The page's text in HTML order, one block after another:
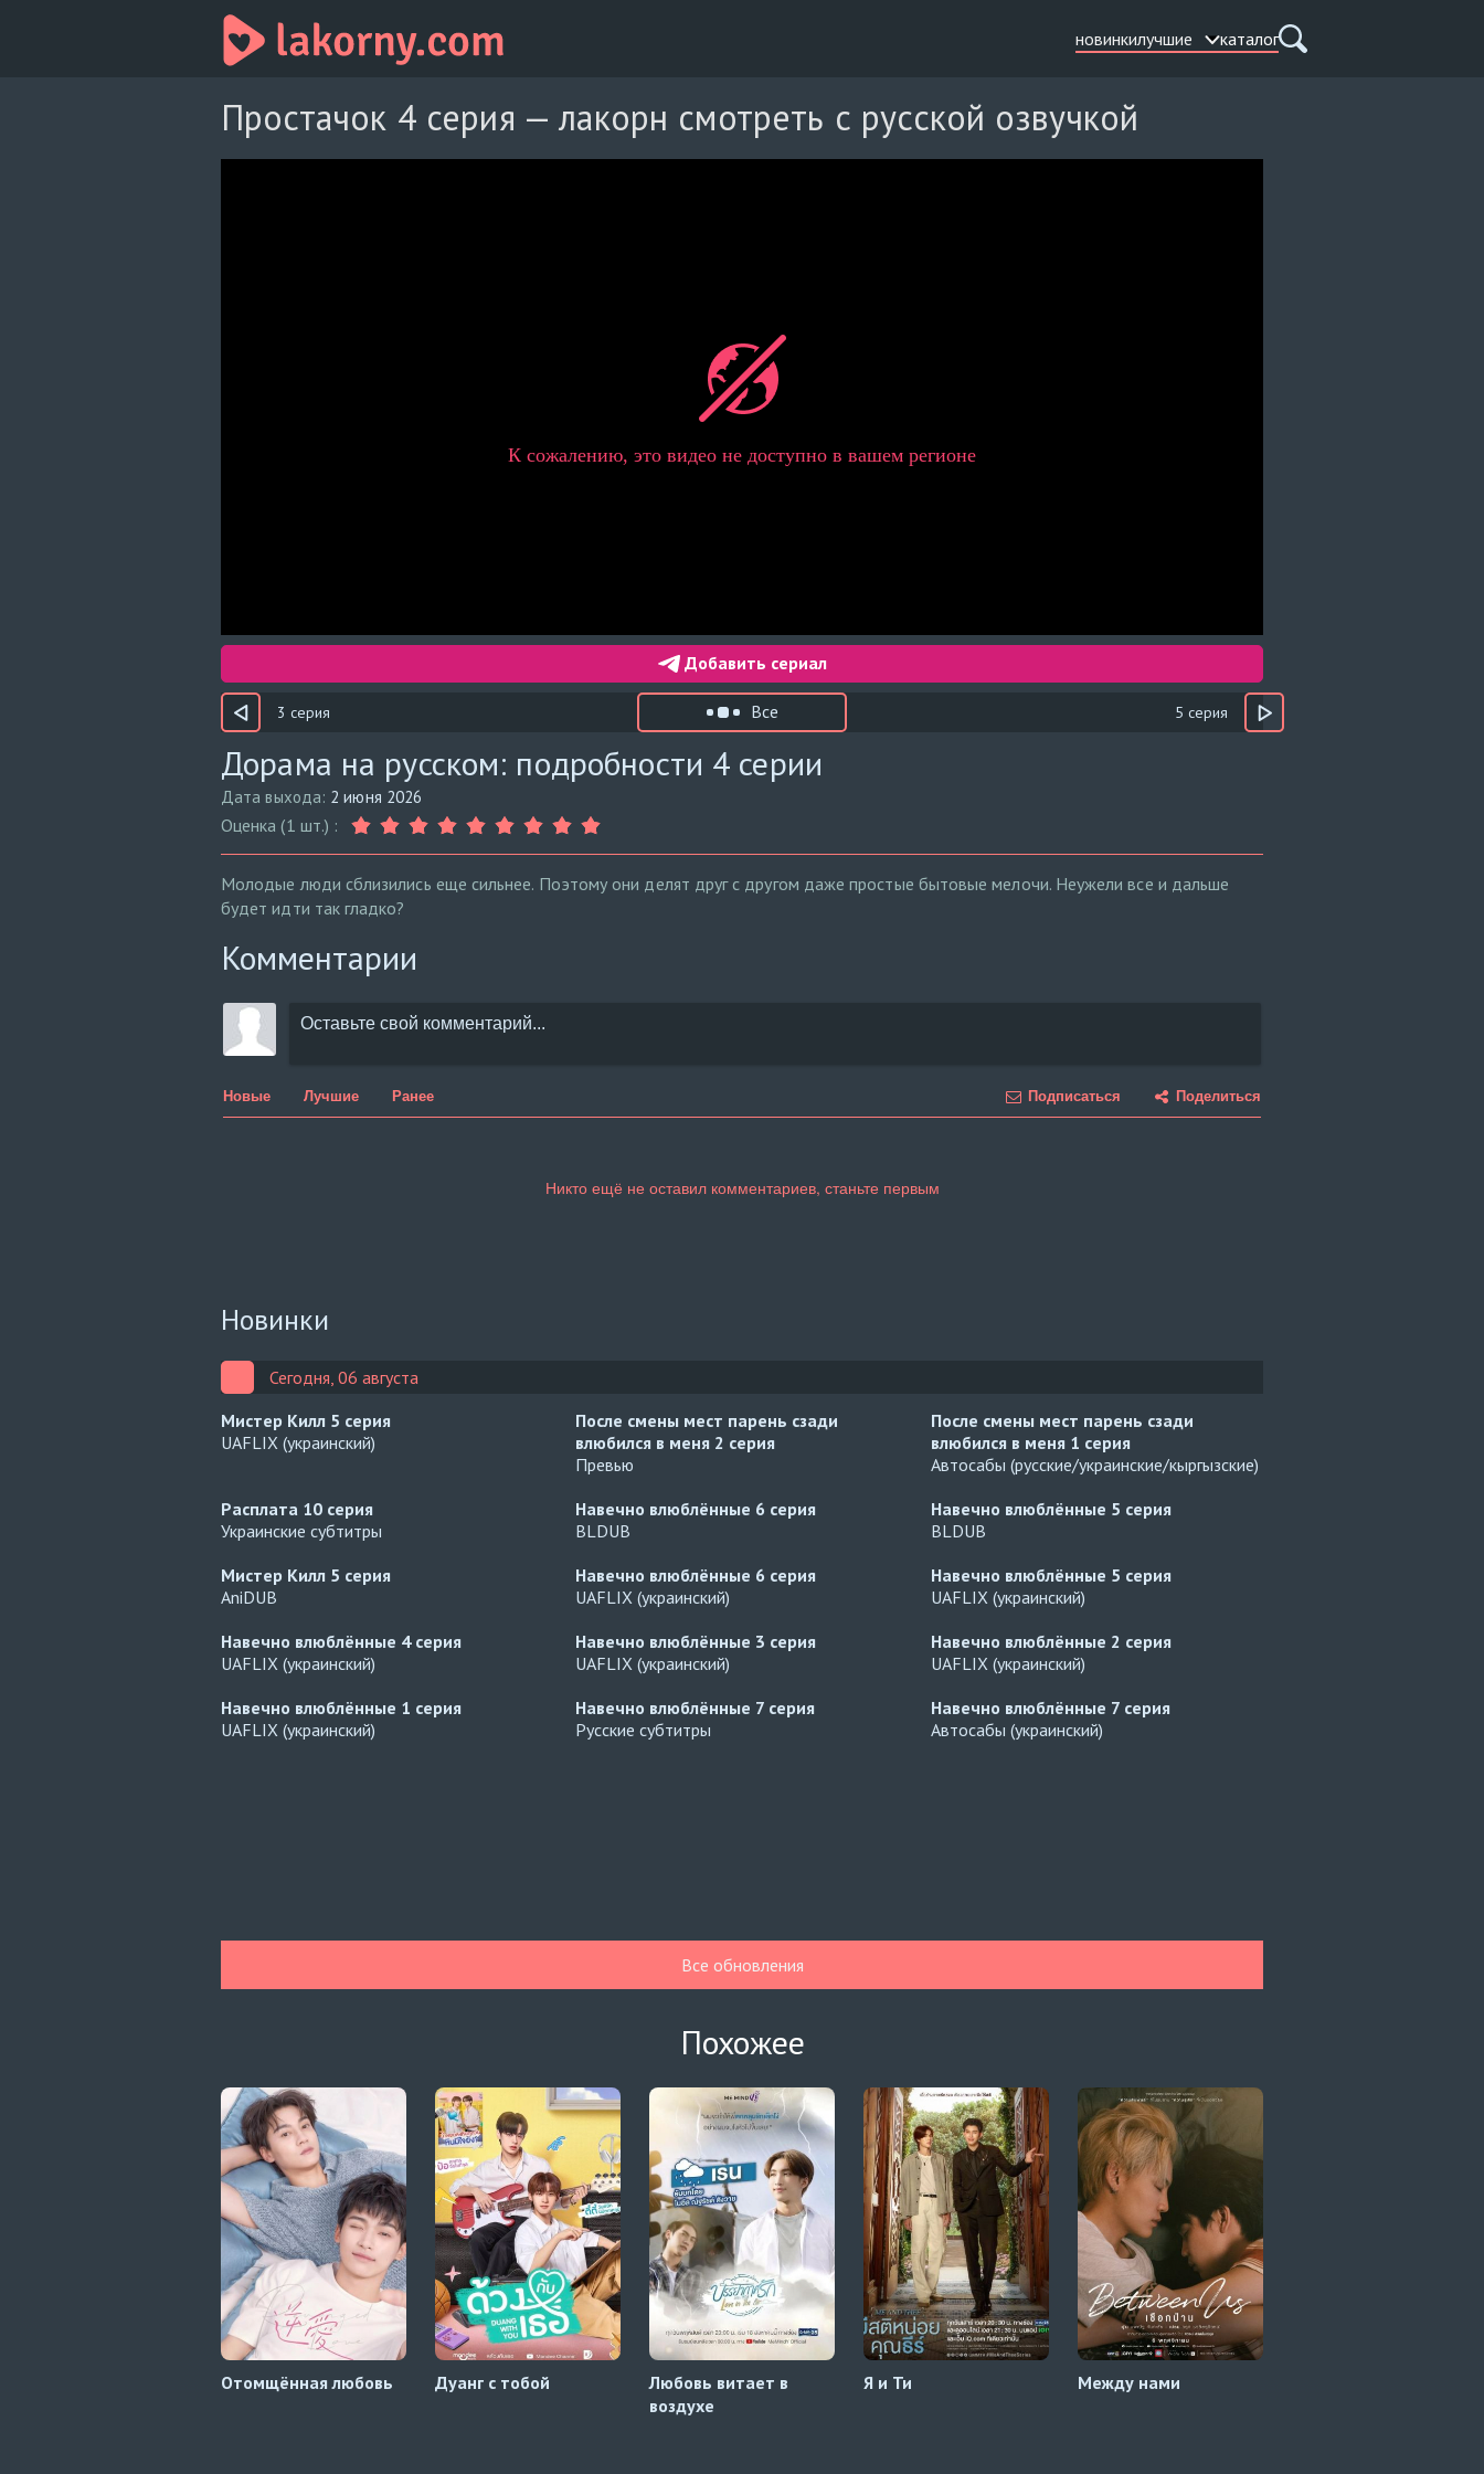
новинкилучшие каталог
Простачок 4 серия — лакорн смотреть с русской озвучкой
Добавить сериал
3 серия Все 5 серия
Дорама на русском: подробности 4 серии
Дата выхода: 2 июня 2026
Оценка (1 шт.) :
Молодые люди сблизились еще сильнее. Поэтому они делят друг с другом даже простые бытовые мелочи. Неужели все и дальше
будет идти так гладко?
Комментарии
Новые Лучшие Ранее Подписаться Поделиться
Новинки
Сегодня, 06 августа
Мистер Килл 5 серия
UAFLIX (украинский)
После смены мест парень сзади
влюбился в меня 2 серия
Превью
После смены мест парень сзади
влюбился в меня 1 серия
Автосабы (русские/украинские/кыргызские)
Расплата 10 серия
Украинские субтитры
Навечно влюблённые 6 серия
BLDUB
Навечно влюблённые 5 серия
BLDUB
Мистер Килл 5 серия
AniDUB
Навечно влюблённые 6 серия
UAFLIX (украинский)
Навечно влюблённые 5 серия
UAFLIX (украинский)
Навечно влюблённые 4 серия
UAFLIX (украинский)
Навечно влюблённые 3 серия
UAFLIX (украинский)
Навечно влюблённые 2 серия
UAFLIX (украинский)
Навечно влюблённые 1 серия
UAFLIX (украинский)
Навечно влюблённые 7 серия
Русские субтитры
Навечно влюблённые 7 серия
Автосабы (украинский)
Все обновления
Похожее
Отомщённая любовь Дуанг с тобой
Любовь витает в
воздухе
Я и Ти Между нами